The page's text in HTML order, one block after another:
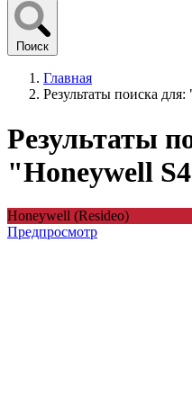
Поиск
Главная
Результаты поиска
Результаты
"Honeywell
Honeywell (Resideo)
Предпросмотр